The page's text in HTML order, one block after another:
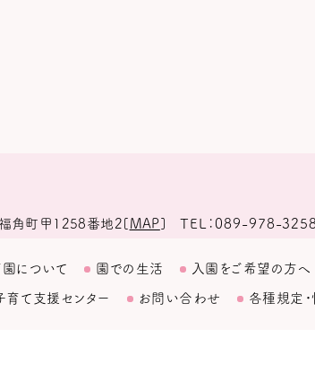
角町甲1258番地2 [ MAP ] TEL 089-978-
について 園での生活 入園をご希望の方へ
育て支援センター お問い合わせ 各種規定